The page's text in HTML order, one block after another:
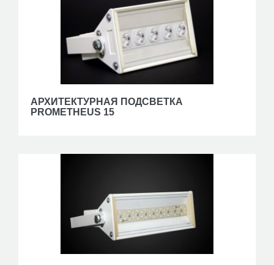
АРХИТЕКТУРНАЯ ПОДСВЕТКА
PROMETHEUS 15